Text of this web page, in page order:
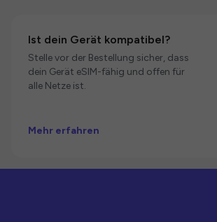
Ist dein Gerät kompatibel?
Stelle vor der Bestellung sicher, dass
dein Gerät eSIM-fähig und offen für
alle Netze ist.
Mehr erfahren